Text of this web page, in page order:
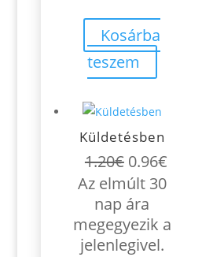
Kosárba
teszem
Küldetésben
1.20€ Original
price
was:
1.20€.
0.96€Current
price
0.96€.
Az elmúlt 30
nap ára
megegyezik a
jelenlegivel.